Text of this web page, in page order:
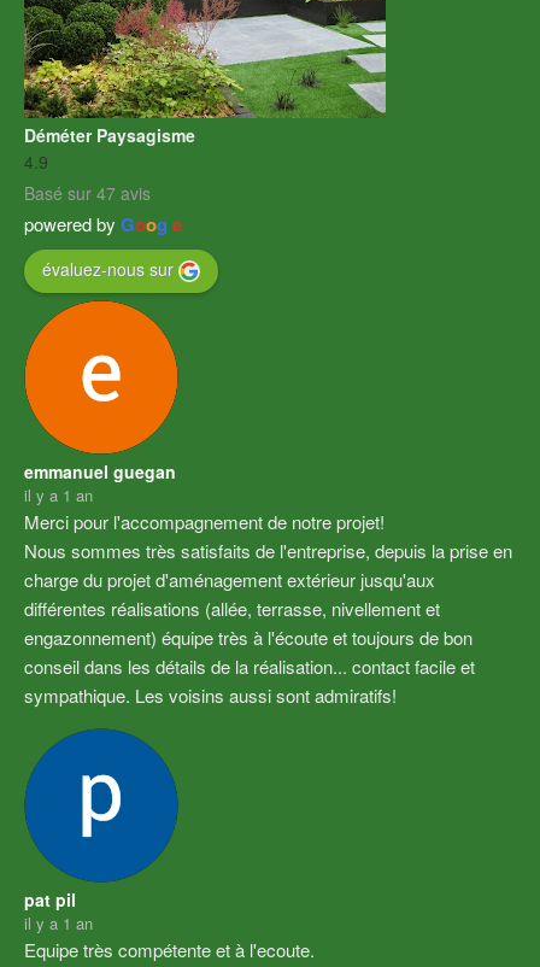
Déméter Paysagisme
4.9
Basé sur 47 avis
powered by Google
évaluez-nous sur
emmanuel guegan
il y a 1 an
Merci pour l'accompagnement de notre projet!
Nous sommes très satisfaits de l'entreprise, depuis la prise en
charge du projet d'aménagement extérieur jusqu'aux
différentes réalisations (allée, terrasse, nivellement et
engazonnement) équipe très à l'écoute et toujours de bon
conseil dans les détails de la réalisation... contact facile et
sympathique. Les voisins aussi sont admiratifs!
pat pil
il y a 1 an
Equipe très compétente et à l'ecoute.